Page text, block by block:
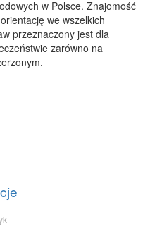
w Polsce. Znajomość
we wszelkich
przeznaczony jest dla
zarówno na